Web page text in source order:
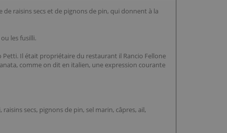
raisins secs et de pignons de pin, qui donnent à la
les fusilli.
Petti. Il était propriétaire du restaurant il Rancio Fellone
comme on dit en italien, une expression courante
secs, pignons de pin, sel marin, câpres, ail,